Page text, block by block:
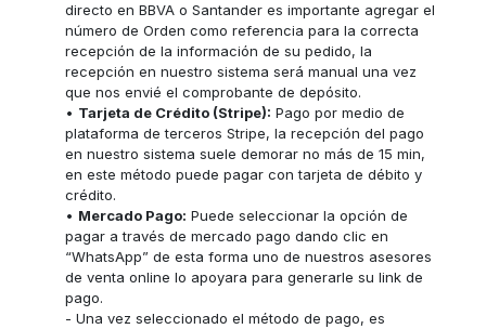
directo en BBVA o Santander es importante agregar el
número de Orden como referencia para la correcta
recepción de la información de su pedido, la
recepción en nuestro sistema será manual una vez
que nos envié el comprobante de depósito.
• Tarjeta de Crédito (Stripe): Pago por medio de
plataforma de terceros Stripe, la recepción del pago
en nuestro sistema suele demorar no más de 15 min,
en este método puede pagar con tarjeta de débito y
crédito.
• Mercado Pago: Puede seleccionar la opción de
pagar a través de mercado pago dando clic en
“WhatsApp” de esta forma uno de nuestros asesores
de venta online lo apoyara para generarle su link de
pago.
- Una vez seleccionado el método de pago, es